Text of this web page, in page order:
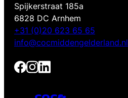
Spijkerstraat 185a
6828 DC Arnhem
+31 (0)20 623 65 65
info@cocmiddengelderland.nl